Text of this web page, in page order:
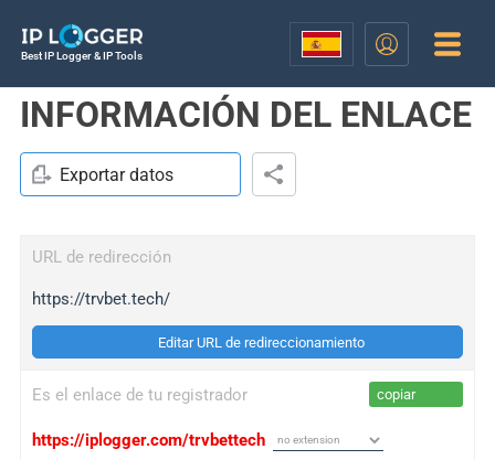
Best IP Logger & IP Tools
INFORMACIÓN DEL ENLACE
Exportar datos
URL de redirección
https://trvbet.tech/
Editar URL de redireccionamiento
Es el enlace de tu registrador copiar
https://iplogger.com/trvbettech